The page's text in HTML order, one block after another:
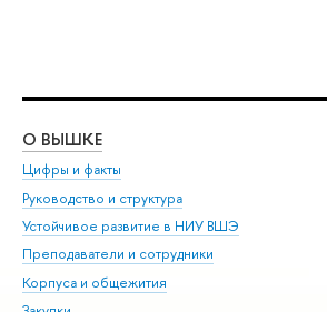
О ВЫШКЕ
Цифры и факты
Руководство и структура
Устойчивое развитие в НИУ ВШЭ
Преподаватели и сотрудники
Корпуса и общежития